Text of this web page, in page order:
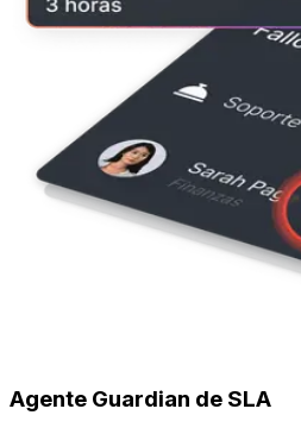
Agente Guardian de SLA